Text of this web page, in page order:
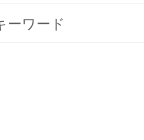
ーワード